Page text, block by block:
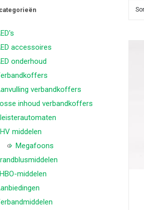
accessoires
onderhoud
verbandkoffers
inhoud verbandkoffers
middelen
Megafoons
middelen